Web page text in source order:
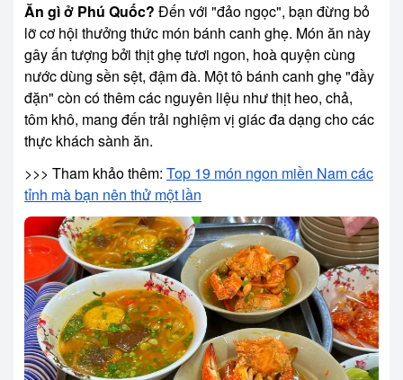
Ăn gì ở Phú Quốc? Đến với "đảo ngọc", bạn đừng bỏ
lỡ cơ hội thưởng thức món bánh canh ghẹ. Món ăn này
gây ấn tượng bởi thịt ghẹ tươi ngon, hoà quyện cùng
nước dùng sền sệt, đậm đà. Một tô bánh canh ghẹ "đầy
đặn" còn có thêm các nguyên liệu như thịt heo, chả,
tôm khô, mang đến trải nghiệm vị giác đa dạng cho các
thực khách sành ăn.
>>> Tham khảo thêm: Top 19 món ngon miền Nam các
tỉnh mà bạn nên thử một lần